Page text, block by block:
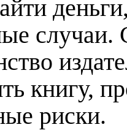
случаи.
книгу,
риски.